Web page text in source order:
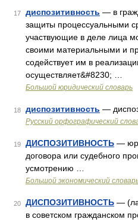
17 диспозитивность — в
защиты процессуальными
участвующие в деле лица
своими материальными и
содействует им в
осуществляет&#8230; …
Большой юридический словарь
18 диспозитивность —
Русский орфографический
19 ДИСПОЗИТИВНОСТЬ —
договора или судебного
усмотрению …
Большой экономический
20 ДИСПОЗИТИВНОСТЬ —
в советском гражданском